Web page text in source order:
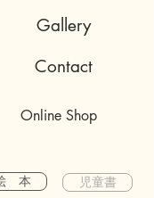
Gallery
Contact
Online Shop
本 児童書